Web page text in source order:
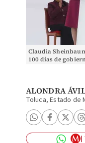
Claudia
100 días de
ALONDRA
Toluca, Estado de